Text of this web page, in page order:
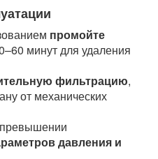
промойте
минут для удаления
фильтрацию,
от механических
давления и